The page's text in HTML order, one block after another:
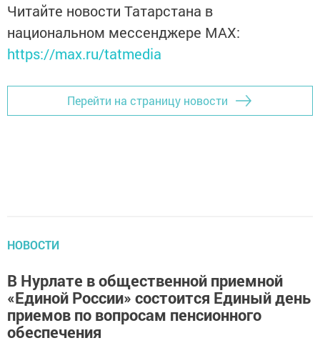
Читайте новости Татарстана в
национальном мессенджере MАХ:
https://max.ru/tatmedia
Перейти на страницу новости
НОВОСТИ
В Нурлате в общественной приемной
«Единой России» состоится Единый день
приемов по вопросам пенсионного
обеспечения